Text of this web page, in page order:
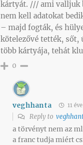
kártyát. /// ami valljuk
nem kell adatokat
– majd fogták, és
kötelezővé tették, sőt,
több kártyája, tehát
0
veghhanta 11 éve
Reply to
a törvényt nem az
a franc tudja miért